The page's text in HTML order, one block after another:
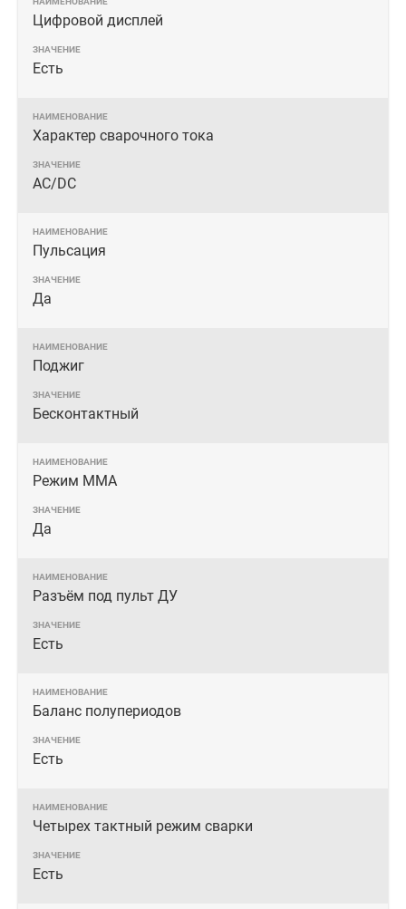
Цифровой дисплей
Есть
Характер сварочного тока
AC/DC
Пульсация
Да
Поджиг
Бесконтактный
Режим MMA
Да
Разъём под пульт ДУ
Есть
Баланс полупериодов
Есть
Четырех тактный режим сварки
Есть